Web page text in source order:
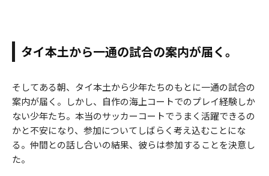
タイ本土から一通の試合の案内が届く。
そしてある朝、タイ本土から少年たちのもとに一通の試合の
案内が届く。しかし、自作の海上コートでのプレイ経験しか
ない少年たち。本当のサッカーコートでうまく活躍できるの
かと不安になり、参加についてしばらく考え込むことにな
る。仲間との話し合いの結果、彼らは参加することを決意し
た。